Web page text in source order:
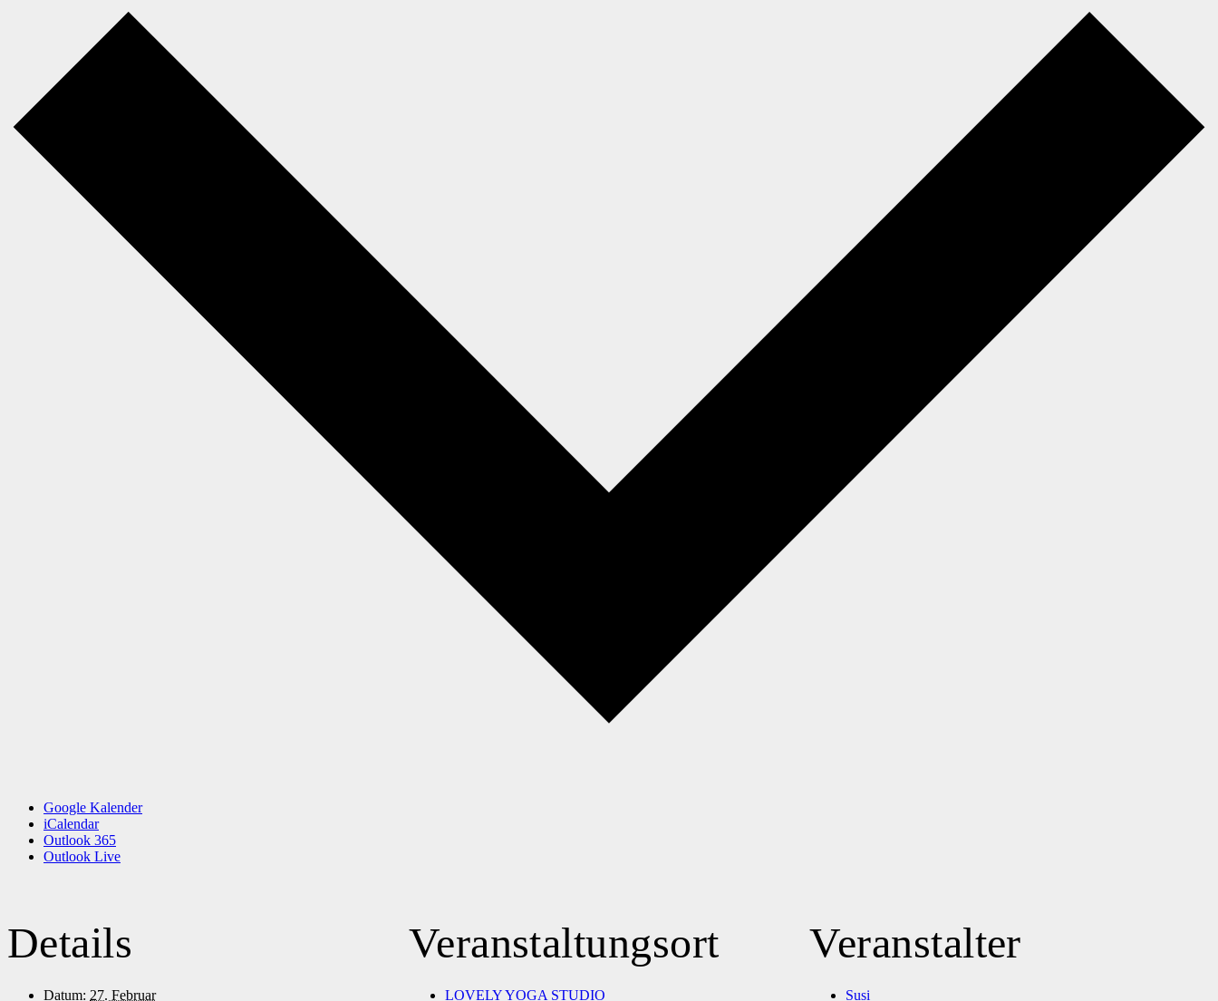
Google Kalender
iCalendar
Outlook 365
Outlook Live
Details
Datum: 27. Februar
Veranstaltungsort
LOVELY YOGA STUDIO
Veranstalter
Susi